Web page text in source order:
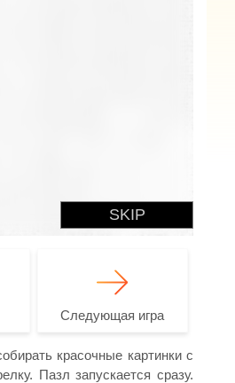
Следующая игра
красочные картинки с
Пазл запускается сразу.